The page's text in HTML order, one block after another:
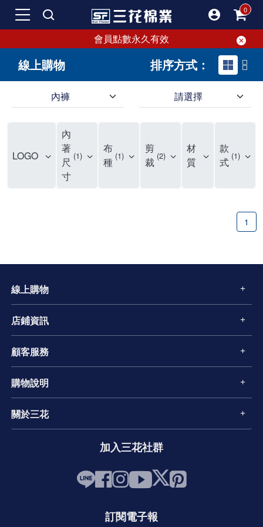
會員點數永久有效
線上購物 排序方式：
內褲 請選擇
LOGO
內
著
尺
寸
1
布
種 1
剪
裁 2
材
質
款
式 1
1
線上購物
店鋪資訊
顧客服務
購物說明
關於三花
加入三花社群
訂閱電子報